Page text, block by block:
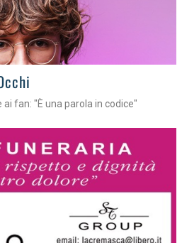
fan: "È una parola in codice"